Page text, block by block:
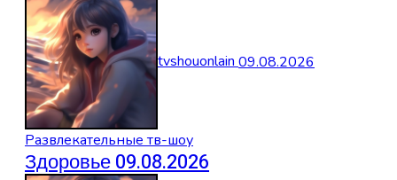
tvshouonlain09.08.2026
Развлекательные тв-шоу
Здоровье 09.08.2026